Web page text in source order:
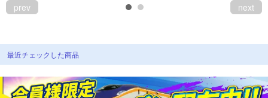
prev next
最近チェックした商品